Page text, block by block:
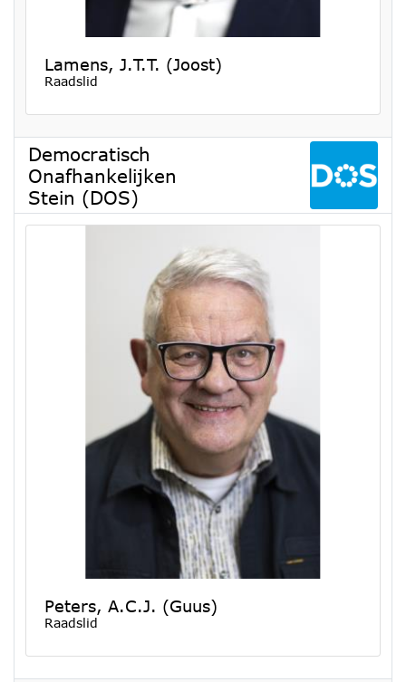
Lamens, J.T.T. (Joost)
Raadslid
Democratisch
Onafhankelijken
Stein (DOS)
Peters, A.C.J. (Guus)
Raadslid